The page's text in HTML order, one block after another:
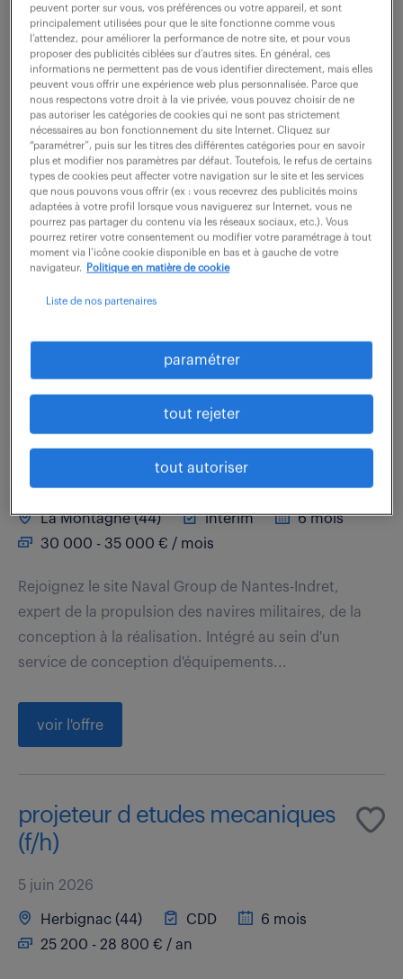
technicien dessinateur
(mécanique) (f/h)
29 juin 2026
Champagne (72) intérim
366 jour(s)
28 000 - 32 000 € / an
Quelles brillantes innovations concrètes allez-vous
créer en tant que Technicien dessinateur (mécanique)
(F/H) ? Rejoignez une équipe dynamique où vous
serez chargé(e) de concevoir et...
dessinateur-projeteur mécanique
secteur naval (f/h)
24 juin 2026
La Montagne (44) intérim
6 mois
30 000 - 35 000 € / mois
Rejoignez le site Naval Group de Nantes-Indret,
expert de la propulsion des navires militaires, de la
conception à la réalisation. Intégré au sein d'un
service de conception d'équipements...
voir l'offre
projeteur d etudes mecaniques
(f/h)
5 juin 2026
Herbignac (44) CDD
6 mois
25 200 - 28 800 € / an
peuvent porter sur vous, vos préférences ou votre appareil, et sont
principalement utilisées pour que le site fonctionne comme vous
l’attendez, pour améliorer la performance de notre site, et pour vous
proposer des publicités ciblées sur d’autres sites. En général, ces
informations ne permettent pas de vous identifier directement, mais elles
peuvent vous offrir une expérience web plus personnalisée. Parce que
nous respectons votre droit à la vie privée, vous pouvez choisir de ne
pas autoriser les catégories de cookies qui ne sont pas strictement
nécessaires au bon fonctionnement du site Internet. Cliquez sur
“paramétrer”, puis sur les titres des différentes catégories pour en savoir
plus et modifier nos paramètres par défaut. Toutefois, le refus de certains
types de cookies peut affecter votre navigation sur le site et les services
que nous pouvons vous offrir (ex : vous recevrez des publicités moins
adaptées à votre profil lorsque vous naviguerez sur Internet, vous ne
pourrez pas partager du contenu via les réseaux sociaux, etc.). Vous
pourrez retirer votre consentement ou modifier votre paramétrage à tout
moment via l’icône cookie disponible en bas et à gauche de votre
navigateur.
Politique en matière de cookie
Liste de nos partenaires
paramétrer
tout rejeter
tout autoriser